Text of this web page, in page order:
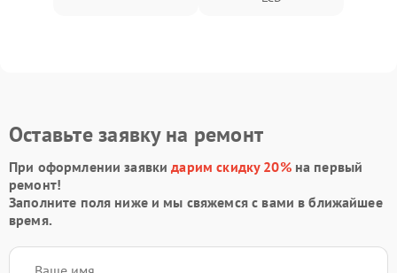
Оставьте заявку на ремонт
При оформлении заявкидарим скидку 20%на первый
ремонт!
Заполните поля ниже и мы свяжемся с вами в ближайшее
время.